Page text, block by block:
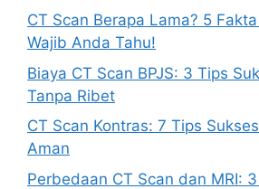
CT Scan Berapa Lama? 5
Wajib Anda Tahu!
Biaya CT Scan BPJS: 3 Tips
Tanpa Ribet
CT Scan Kontras: 7 Tips
Aman
Perbedaan CT Scan dan MRI: